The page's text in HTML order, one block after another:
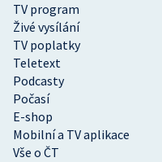
Vodní slalom
Volejbal
Ostatní
TV program
Živé vysílání
TV poplatky
Teletext
Podcasty
Počasí
E-shop
Mobilní a TV aplikace
Vše o ČT